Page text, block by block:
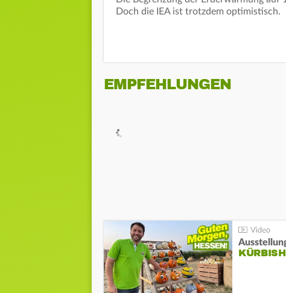
Doch die IEA ist trotzdem optimistisch.
EMPFEHLUNGEN